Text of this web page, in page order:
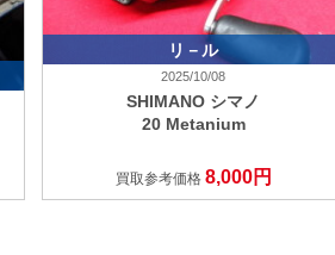
リ－ル
2025/10/08
SHIMANO シマノ
20 Metanium
買取参考価格 8,000円